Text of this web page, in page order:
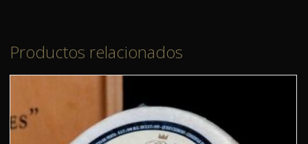
Productos relacionados